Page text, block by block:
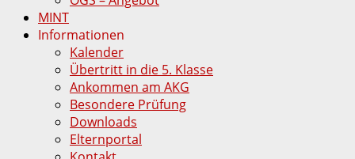
MINT
Informationen
Kalender
Übertritt in die 5. Klasse
Ankommen am AKG
Besondere Prüfung
Downloads
Elternportal